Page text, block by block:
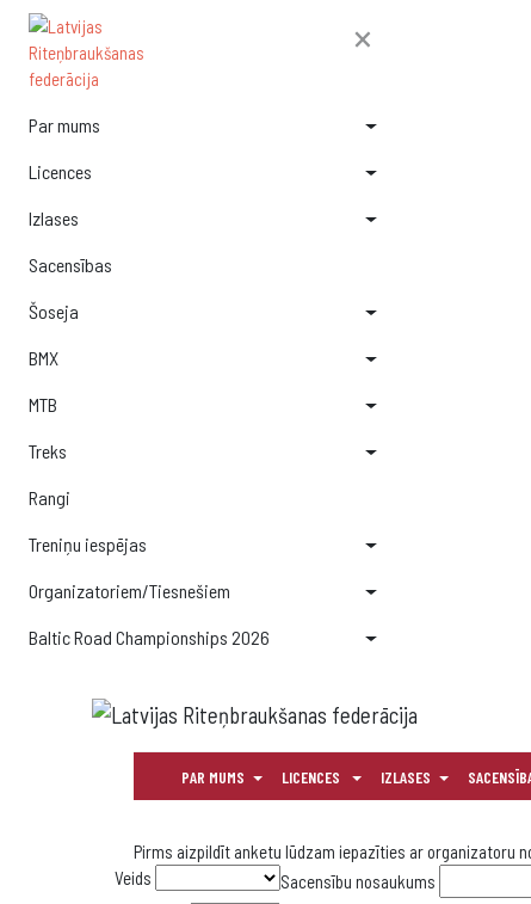
×
Par mums
Licences
Izlases
Sacensības
Šoseja
BMX
MTB
Treks
Rangi
Treniņu iespējas
Organizatoriem/Tiesnešiem
Baltic Road Championships 2026
PAR MUMS LICENCES IZLASES
Pirms aizpildīt anketu lūdzam iepazīties ar organizatoru
Veids
Sacensību nosaukums